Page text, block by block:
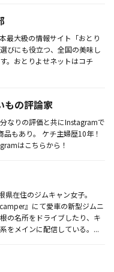
最大級の情報サイト「おとり
びにも役立つ、全国の美味し
。おとりよせネットはコチ
もの評論家
なりの評価と共にInstagramで
主婦歴10年！
3人暮らし。 Instagramはこちらから！
在住のジムキャン女子。
』にて愛車の新型ジムニ
の名所をドライブしたり、キ
をメインに配信している。...